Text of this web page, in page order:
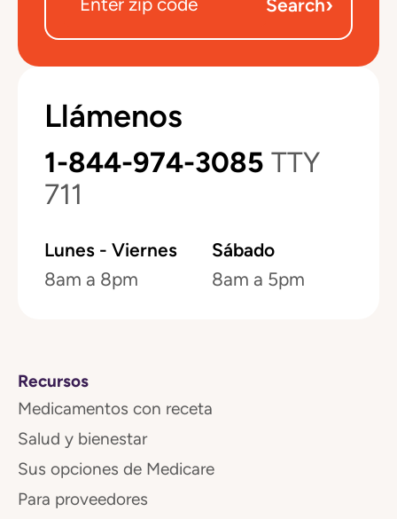
Search›
Llámenos
1-844-974-3085 TTY
711
Lunes - Viernes
8am a 8pm
Sábado
8am a 5pm
Recursos
Medicamentos con receta
Salud y bienestar
Sus opciones de Medicare
Para proveedores